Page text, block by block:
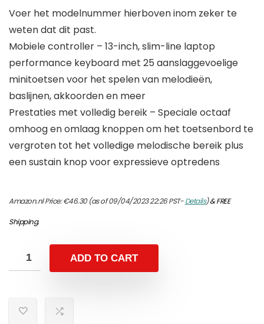
Voer het modelnummer hierboven inom zeker te
weten dat dit past.
Mobiele controller – 13-inch, slim-line laptop
performance keyboard met 25 aanslaggevoelige
minitoetsen voor het spelen van melodieën,
baslijnen, akkoorden en meer
Prestaties met volledig bereik – Speciale octaaf
omhoog en omlaag knoppen om het toetsenbord te
vergroten tot het volledige melodische bereik plus
een sustain knop voor expressieve optredens
Amazon.nl Price:€46.30(as of 09/04/2023 22:26 PST-Details)&FREE
Shipping.
ADD TO CART